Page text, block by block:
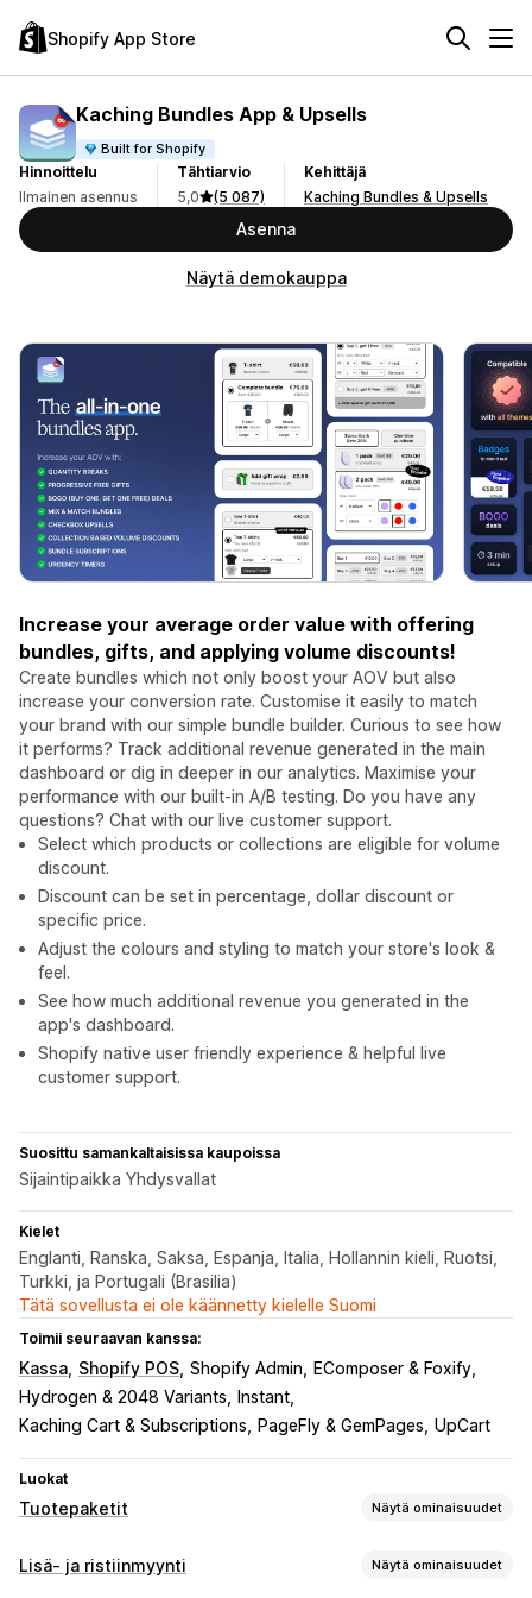
Shopify App Store
Kaching Bundles App & Upsells
Built for Shopify
Hinnoittelu
Ilmainen asennus
Tähtiarvio
5,0
(5 087)
Kehittäjä
Kaching Bundles & Upsells
Asenna
Näytä demokauppa
Increase your average order value with offering
bundles, gifts, and applying volume discounts!
Create bundles which not only boost your AOV but also
increase your conversion rate. Customise it easily to match
your brand with our simple bundle builder. Curious to see how
it performs? Track additional revenue generated in the main
dashboard or dig in deeper in our analytics. Maximise your
performance with our built-in A/B testing. Do you have any
questions? Chat with our live customer support.
Select which products or collections are eligible for volume
discount.
Discount can be set in percentage, dollar discount or
specific price.
Adjust the colours and styling to match your store's look &
feel.
See how much additional revenue you generated in the
app's dashboard.
Shopify native user friendly experience & helpful live
customer support.
Suosittu samankaltaisissa kaupoissa
Sijaintipaikka Yhdysvallat
Kielet
Englanti, Ranska, Saksa, Espanja, Italia, Hollannin kieli, Ruotsi,
Turkki, ja Portugali (Brasilia)
Tätä sovellusta ei ole käännetty kielelle Suomi
Toimii seuraavan kanssa:
Kassa Shopify POS Shopify Admin
EComposer & Foxify
Hydrogen & 2048 Variants
Instant
Kaching Cart & Subscriptions
PageFly & GemPages UpCart
Luokat
Tuotepaketit Näytä ominaisuudet
Tuotepakettityypit
Lisä- ja ristiinmyynti Näytä ominaisuudet